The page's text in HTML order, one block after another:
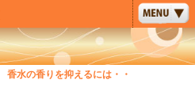
香水の香りを抑えるには・・